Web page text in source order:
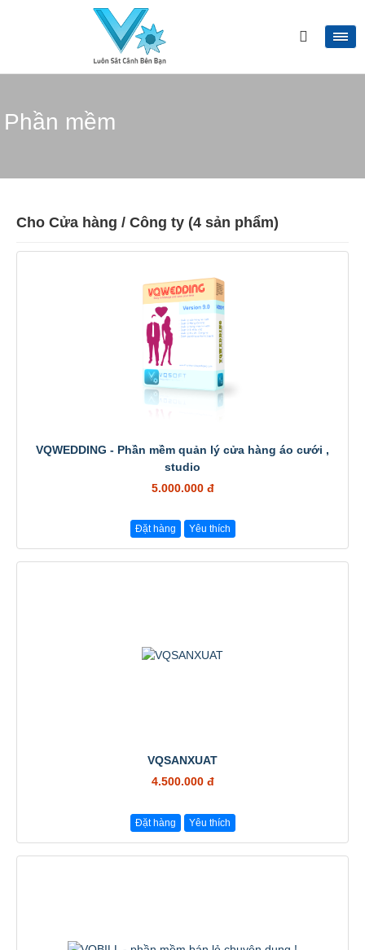
Phần mềm
Cho Cửa hàng / Công ty (4 sản phẩm)
VQWEDDING - Phần mềm quản lý cửa hàng áo cưới ,
studio
5.000.000 đ
Đặt hàng Yêu thích
VQSANXUAT
4.500.000 đ
Đặt hàng Yêu thích